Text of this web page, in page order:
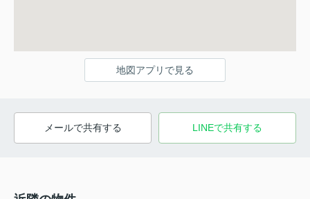
地図アプリで見る
メールで共有する LINEで共有する